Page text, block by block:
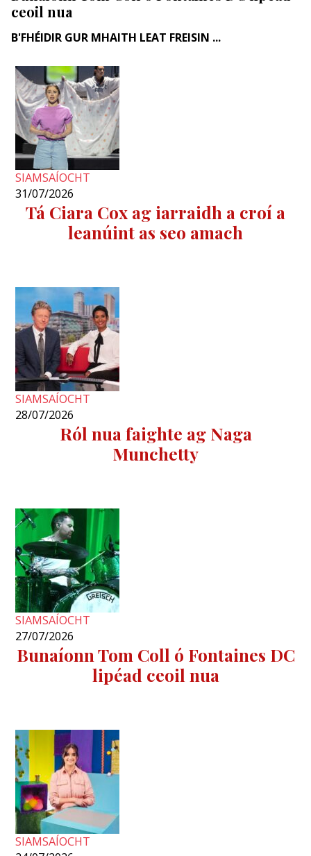
ceoil nua
B'FHÉIDIR GUR MHAITH LEAT FREISIN ...
SIAMSAÍOCHT
31/07/2026
Tá Ciara Cox ag iarraidh a croí a
leanúint as seo amach
SIAMSAÍOCHT
28/07/2026
Ról nua faighte ag Naga
Munchetty
SIAMSAÍOCHT
27/07/2026
Bunaíonn Tom Coll ó Fontaines DC
lipéad ceoil nua
SIAMSAÍOCHT